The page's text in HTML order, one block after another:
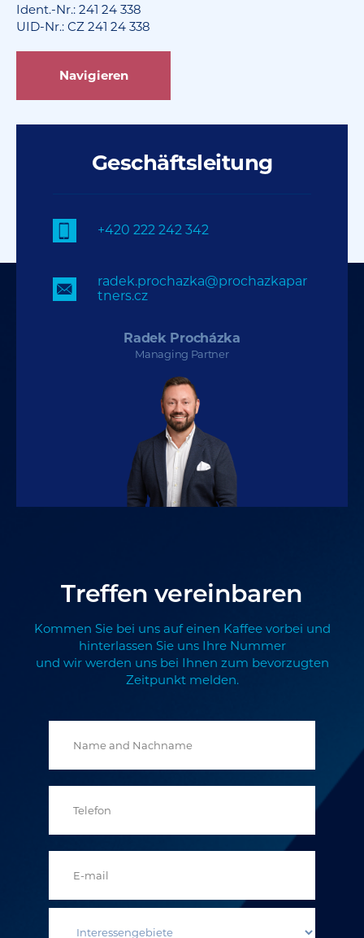
Ident.-Nr.: 241 24 338
UID-Nr.: CZ 241 24 338
Navigieren
Geschäftsleitung
+420 222 242 342
radek.prochazka@prochazkapar
tners.cz
Radek Procházka
Managing Partner
Treffen vereinbaren
Kommen Sie bei uns auf einen Kaffee vorbei und
hinterlassen Sie uns Ihre Nummer
und wir werden uns bei Ihnen zum bevorzugten
Zeitpunkt melden.